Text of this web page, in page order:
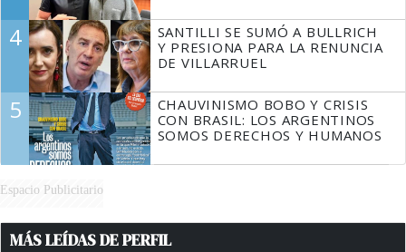
4
SANTILLI SE SUMÓ A BULLRICH
Y PRESIONA PARA LA RENUNCIA
DE VILLARRUEL
5
CHAUVINISMO BOBO Y CRISIS
CON BRASIL: LOS ARGENTINOS
SOMOS DERECHOS Y HUMANOS
Espacio Publicitario
MÁS LEÍDAS DE PERFIL